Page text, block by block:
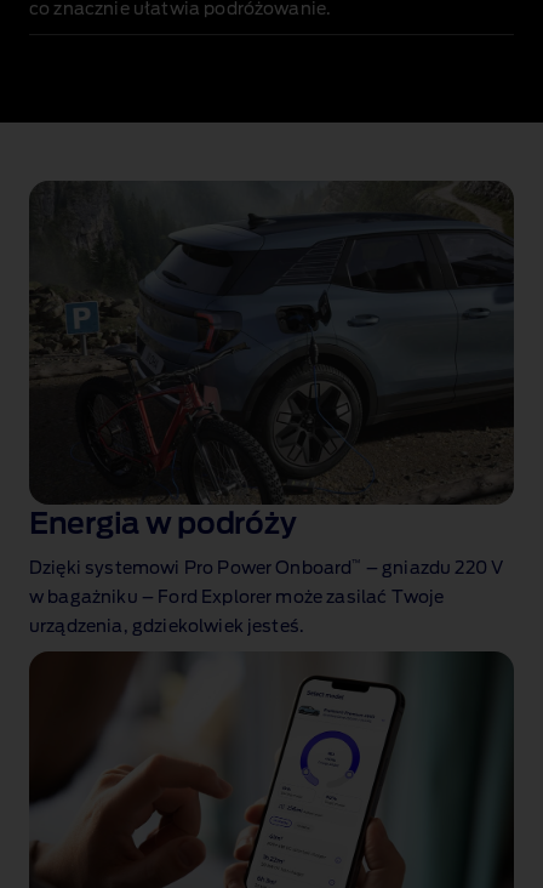
co znacznie ułatwia podróżowanie.
Energia w podróży
Dzięki systemowi Pro Power Onboard ™
– gniazdu 220 V
w bagażniku – Ford Explorer może zasilać Twoje
urządzenia, gdziekolwiek jesteś.